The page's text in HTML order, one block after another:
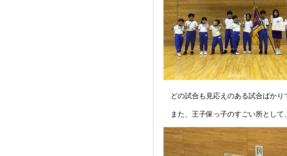
どの試合も見応えのある試合ばかり
また、王子保っ子のすごい所として